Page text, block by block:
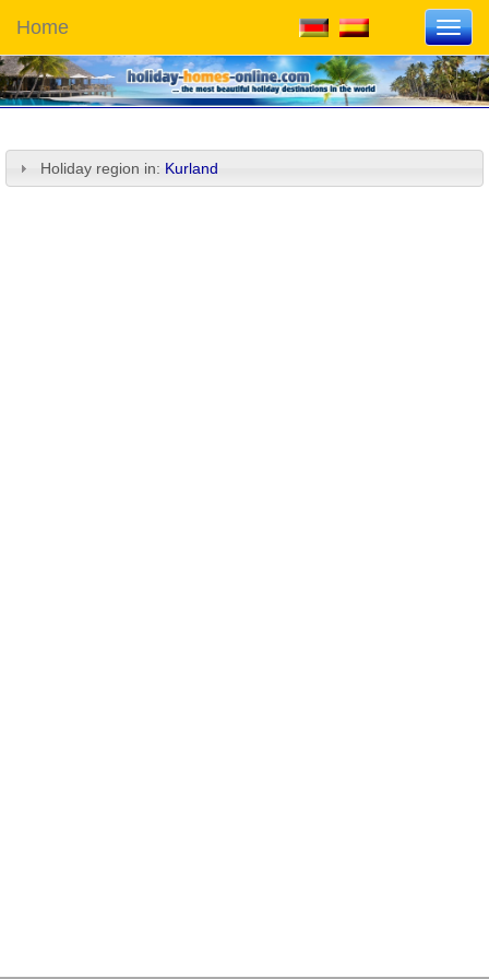
Home
Holiday region in: Kurland